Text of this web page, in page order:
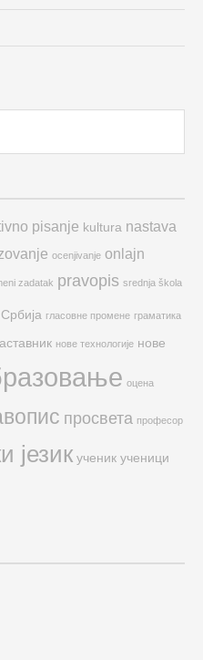
pisanje kultura nastava
ocenjivanje onlajn
zadatak pravopis srednja škola
Србија гласовне промене граматика
нове технологије нове
оцена
просвета професор
језик ученик ученици